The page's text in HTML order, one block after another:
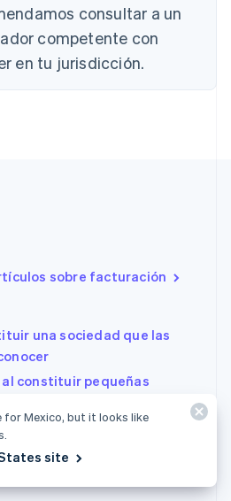
consultar a un
competente con
en tu jurisdicción.
sobre facturación
una sociedad que las
constituir pequeñas
sobre las gUG
en Alemania
for Mexico, but it looks like
site